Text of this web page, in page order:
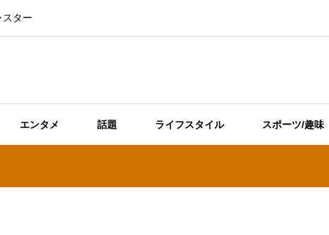
スター
エンタメ 話題 ライフスタイル スポーツ/趣味